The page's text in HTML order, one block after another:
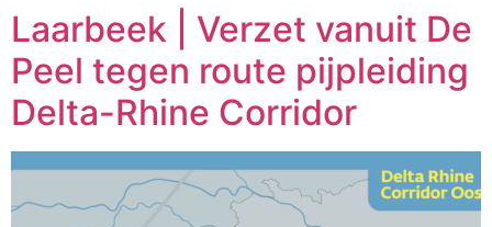
Laarbeek | Verzet vanuit De
Peel tegen route pijpleiding
Delta-Rhine Corridor